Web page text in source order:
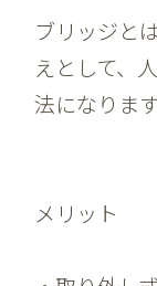
ブリッジと
えとして、
法になりま
メリット